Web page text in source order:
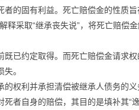
的固有利益。死亡赔偿金的性质旨
释采取“继承丧失说”，将死亡赔偿
已约定取得。而死亡赔偿金请求
。
权利并承担清偿被继承人债务的
者自身的赔偿，其目的是填补其“